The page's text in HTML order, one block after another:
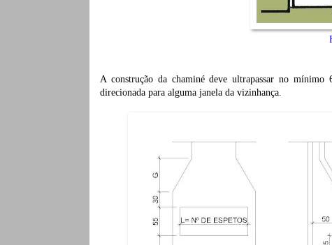
A construção da chaminé deve ultrapassar no mínimo
direcionada para alguma janela da vizinhança.